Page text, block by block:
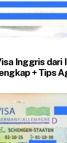
Inggris dari
+ Tips